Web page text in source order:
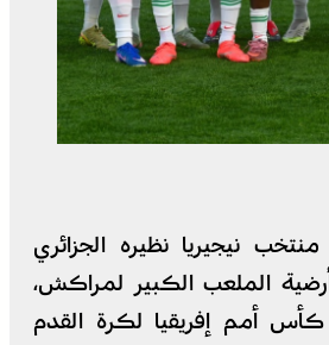
نيجيريا نظيره الجزائري
الملعب الكبير لمراكش،
كأس أمم إفريقيا لكرة القدم